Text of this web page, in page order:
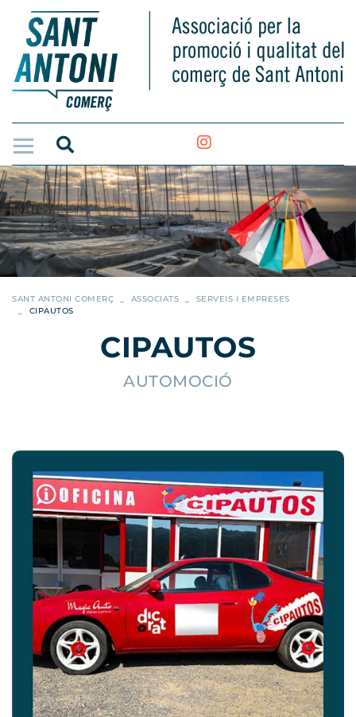
SANT ANTONI COMERÇ ASSOCIATS
SERVEIS I EMPRESES
CIPAUTOS
CIPAUTOS
AUTOMOCIÓ